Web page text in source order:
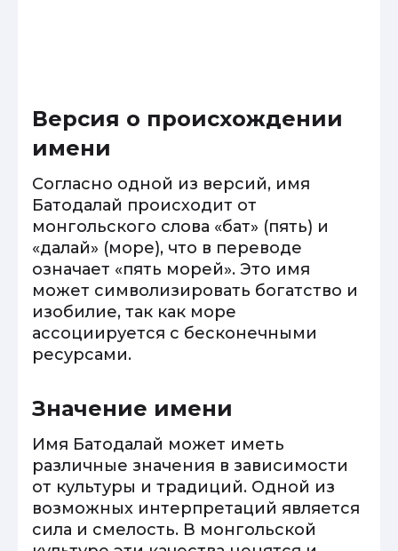
Версия о происхождении
имени
Согласно одной из версий, имя
Батодалай происходит от
монгольского слова «бат» (пять) и
«далай» (море), что в переводе
означает «пять морей». Это имя
может символизировать богатство и
изобилие, так как море
ассоциируется с бесконечными
ресурсами.
Значение имени
Имя Батодалай может иметь
различные значения в зависимости
от культуры и традиций. Одной из
возможных интерпретаций является
сила и смелость. В монгольской